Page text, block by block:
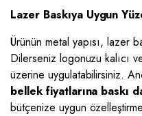
Lazer Baskıya Uygun
Ürünün metal yapısı, lazer
Dilerseniz logonuzu kalıcı
üzerine uygulatabilirsiniz.
bellek fiyatlarına baskı
bütçenize uygun